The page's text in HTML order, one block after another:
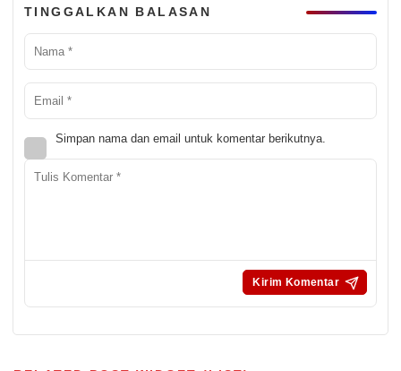
TINGGALKAN BALASAN
Simpan nama dan email untuk komentar berikutnya.